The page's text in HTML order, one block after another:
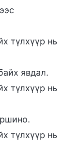
түлхүүр нь
явдал.
түлхүүр нь
түлхүүр нь